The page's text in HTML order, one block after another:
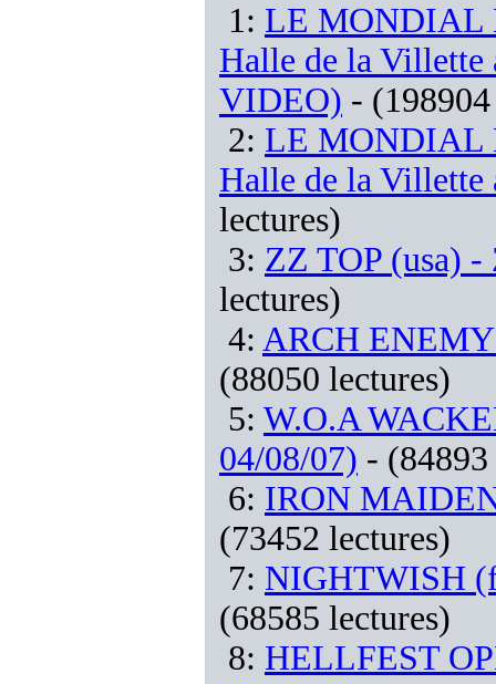
1: LE MONDIAL
Halle de la
VIDEO) -
2: LE MONDIAL
Halle de la Villette
lectures)
3: ZZ TOP (usa) -
lectures)
4: ARCH ENEMY
(88050 lectures)
5: W.O.A
04/08/07) -
6: IRON
(73452 lectures)
7: NIGHTWISH
(68585 lectures)
8: HELLFEST